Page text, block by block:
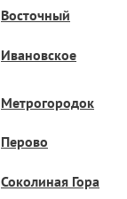
Восточный
Ивановское
Метрогородок
Перово
Соколиная Гора